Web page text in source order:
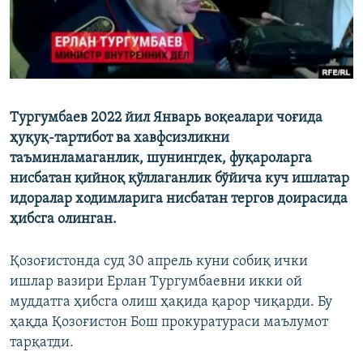
Тургумбаев 2022 йил Январь воқеалари чоғида
ҳуқуқ-тартибот ва хавфсизликни
таъминламаганлик, шунингдек, фуқароларга
нисбатан қийноқ қўллаганлик бўйича куч ишлатар
идоралар ходимларига нисбатан тергов доирасида
ҳибсга олинган.
Қозоғистонда суд 30 апрель куни собиқ ички
ишлар вазири Ерлан Тургумбаевни икки ой
муддатга ҳибсга олиш ҳақида қарор чиқарди. Бу
ҳақда Қозоғистон Бош прокуратураси маълумот
тарқатди.